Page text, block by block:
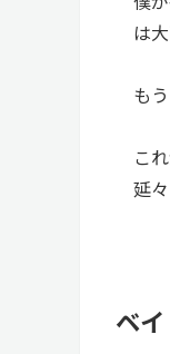
は
も
こ
延
ベ